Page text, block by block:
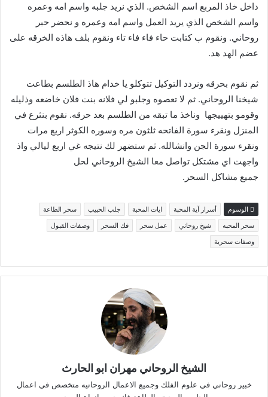
داخل خاذ المربع اسم الشخص. الذي نريد جلبه واسم امه وعمره
واسم الشخص الذي يريد العمل واسم امه وعمره و نحضر حبر
روحاني. ونقوم ب كتابت حاء فاء فاء تاء ونقوم بلف هاذه الخرقه على
عضم الهد هد.
ثم نقوم بحرقه ونردد التوكيل تتوكلو يا خدام هاذ الطلسم بطاعت
شيخنا الروحاني. ثم لا تعصوه وجلبو لي فلانه بنت فلان خاضعه وذليله
وقومو بتهييجها وناخذ ما تبقه من الطلسم بعد حرقه. نقوم بنثرع في
المنزل ونقرء سورة الفاتحه ثلثون مره وسوره الكوثر اربع مرات
ونقرء سورة الجن وانشالله. ثم ستضهر لك نتيجه غي اربع ليالي واذ
واجهت اي مشتكل تواصل معا الشيخ الروحاني لحل
جميع مشاكل السحر.
الوسوم أسرار آية المحبة ايات المحبة جلب الحبيب
سحر الطاعة
سحر المحبه
شيخ روحاني عمل سحر فك السحر
وصفات القبول
وصفات سحرية
الشيخ الروحاني مهران ابو الحارث
خبير روحاني في علوم الفلك وجميع الاعمال الروحانيه متخصص في اعمال